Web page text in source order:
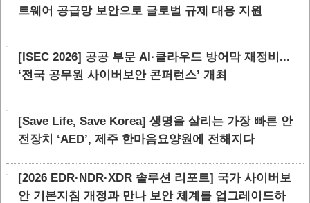
트웨어 공급망 보안으로 글로벌 규제 대응 지원
[ISEC 2026] 공공 부문 AI·클라우드 방어막 재정비...
‘전국 공무원 사이버보안 콘퍼런스’ 개최
[Save Life, Save Korea] 생명을 살리는 가장 빠른 안
전장치 ‘AED’, 제주 한마음요양원에 전해지다
[2026 EDR·NDR·XDR 솔루션 리포트] 국가 사이버보
안 기본지침 개정과 만나 보안 체계를 업그레이드하